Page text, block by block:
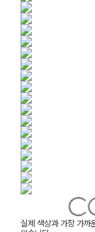
실제 색상과 가장 가까